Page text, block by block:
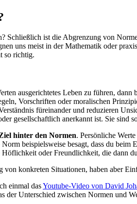
Schließlich ist die Abgrenzung von
uns meist in der Mathematik oder
so richtig.
ausgerichtetes Leben zu führen,
Vorschriften oder moralischen
füreinander und reduzieren
gesellschaftlich anerkannt ist. Sie sind
hinter den Normen. Persönliche
beispielsweise besagt, dass du
oder Freundlichkeit, die dann
von konkreten Situationen, haben aber
einmal dasYoutube-Video von David
der Unterschied zwischen Normen und